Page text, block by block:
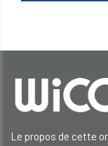
Le propos de cette